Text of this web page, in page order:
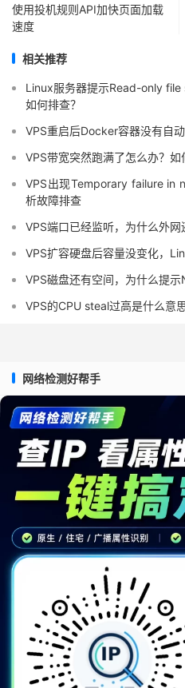
使用投机规则API加快页面加载
速度
相关推荐
Linux服务器提示Read-only
如何排查？
VPS重启后Docker容器没有自动
VPS带宽突然跑满了怎么办？如
VPS出现Temporary failure in
析故障排查
VPS端口已经监听，为什么外网
VPS扩容硬盘后容量没变化，
VPS磁盘还有空间，为什么提
VPS的CPU steal过高是什么意
网络检测好帮手